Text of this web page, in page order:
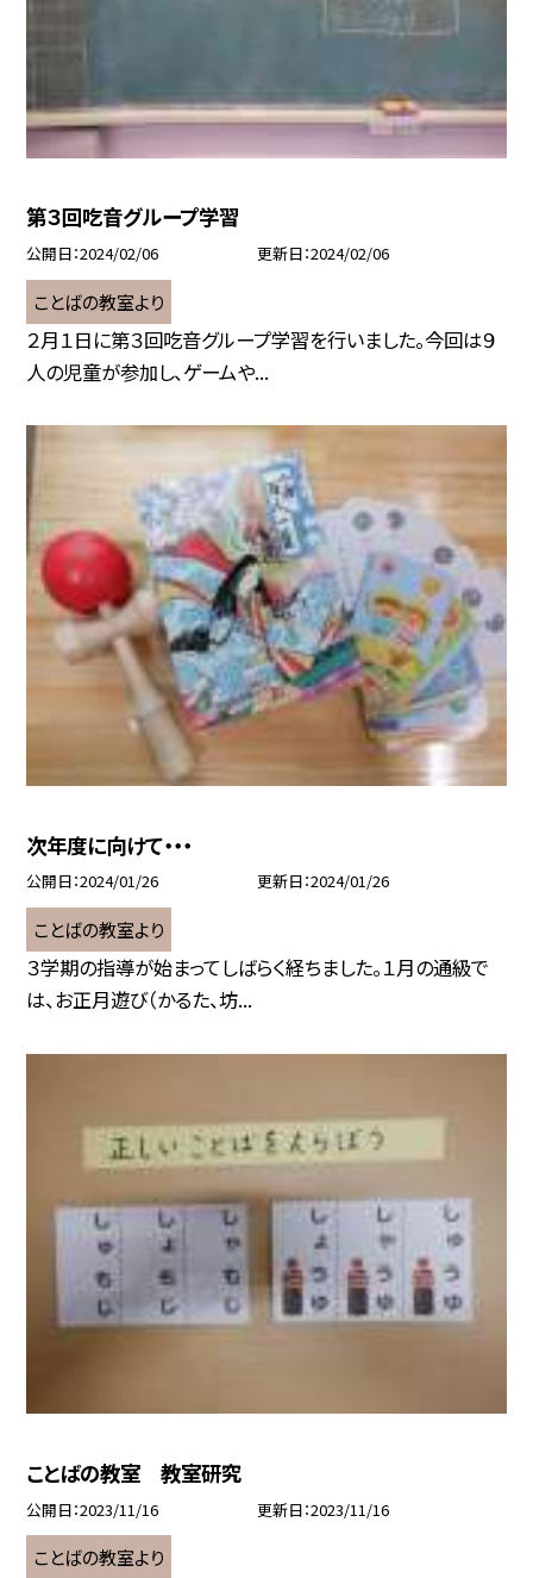
第３回吃音グループ学習
公開日 2024/02/06 更新日 2024/02/06
ことばの教室より
２月１日に第３回吃音グループ学習を行いました。今回は９
人の児童が参加し、ゲームや...
次年度に向けて・・・
公開日 2024/01/26 更新日 2024/01/26
ことばの教室より
３学期の指導が始まってしばらく経ちました。１月の通級で
は、お正月遊び（かるた、坊...
ことばの教室 教室研究
公開日 2023/11/16 更新日 2023/11/16
ことばの教室より